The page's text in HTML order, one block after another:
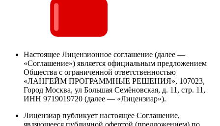
Настоящее Лицензионное соглашение (далее —
«Соглашение») является официальным предложением
Общества с ограниченной ответственностью
«ЛАНГЕЙМ ПРОГРАММНЫЕ РЕШЕНИЯ», 107023,
Город Москва, ул Большая Семёновская, д. 11, стр. 11,
ИНН 9719019720 (далее — «Лицензиар»).
Лицензиар публикует настоящее Соглашение,
являющееся публичной офертой (предложением) по